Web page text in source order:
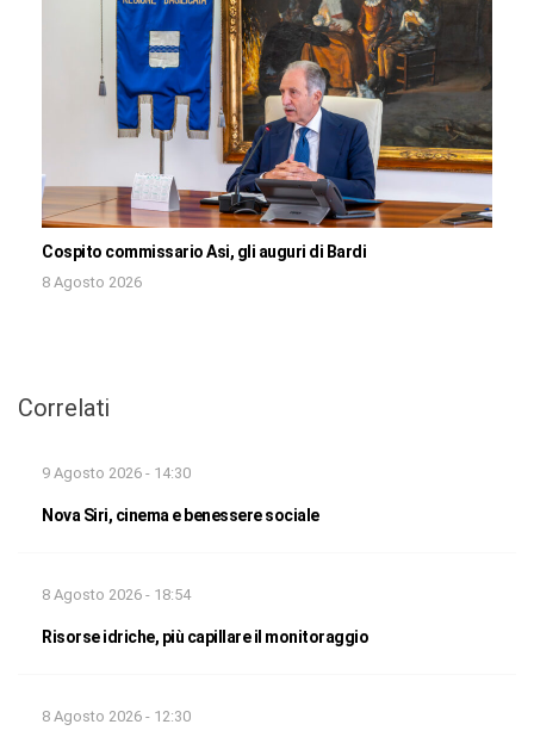
Cospito commissario Asi, gli auguri di Bardi
8 Agosto 2026
Correlati
9 Agosto 2026 - 14:30
Nova Siri, cinema e benessere sociale
8 Agosto 2026 - 18:54
Risorse idriche, più capillare il monitoraggio
8 Agosto 2026 - 12:30